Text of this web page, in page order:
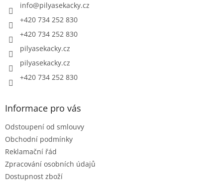
info@pilyasekacky.cz
+420 734 252 830
+420 734 252 830
pilyasekacky.cz
pilyasekacky.cz
+420 734 252 830
Informace pro vás
Odstoupení od smlouvy
Obchodní podmínky
Reklamační řád
Zpracování osobních údajů
Dostupnost zboží